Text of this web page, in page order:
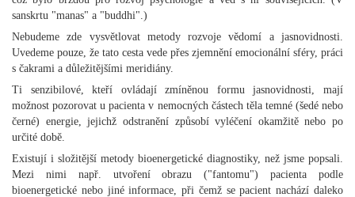
sanskrtu "manas" a "buddhi".)
Nebudeme zde vysvětlovat metody rozvoje vědomí a jasnovidnosti.
Uvedeme pouze, že tato cesta vede přes zjemnění emocionální sféry, práci
s čakrami a důležitějšími meridiány.
Ti senzibilové, kteří ovládají zmíněnou formu jasnovidnosti, mají
možnost pozorovat u pacienta v nemocných částech těla temné (šedé nebo
černé) energie, jejichž odstranění způsobí vyléčení okamžitě nebo po
určité době.
Existují i složitější metody bioenergetické diagnostiky, než jsme popsali.
Mezi nimi např. utvoření obrazu ("fantomu") pacienta podle
bioenergetické nebo jiné informace, při čemž se pacient nachází daleko